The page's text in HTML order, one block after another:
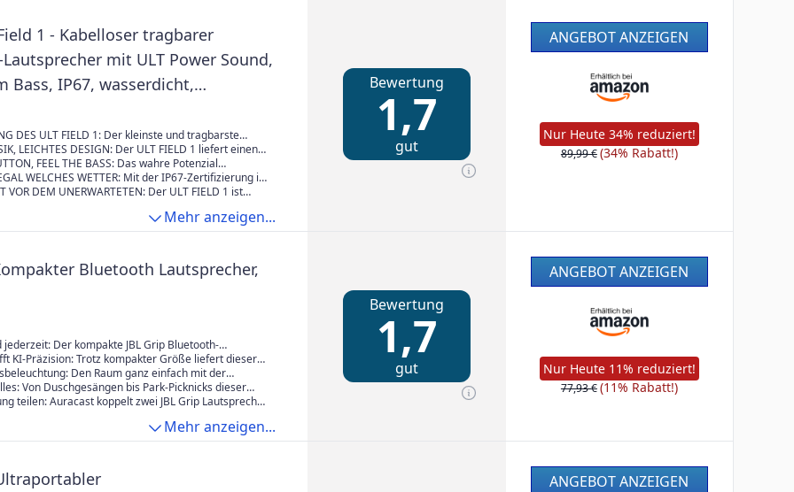
1 - Kabelloser tragbarer
mit ULT Power Sound,
Bass, IP67, wasserdicht,
stoßfest, 12h Akku, klare
Outdoor- Schwarz
DES ULT FIELD 1: Der kleinste und tragbarste
ULT POWER SOUND-Reihe
LEICHTES DESIGN: Der ULT FIELD 1 liefert einen
mit beeindruckenden Bässen und
Details, selbst bei maximaler Lautstärke. Und
unglaublich kleinen und äußerst kompakten
FEEL THE BASS: Das wahre Potenzial
die ULT-Taste gedrückt wird. Der Bass wird noch
während der Schalldruck erhöht wird, um den
WELCHES WETTER: Mit der IP67-Zertifizierung ist
Lautsprecher wasser- und staubdicht und für so
VOR DEM UNERWARTETEN: Der ULT FIELD 1 ist
Kratzern, die bei der täglichen Nutzung auftreten
Mehr anzeigen...
Bewertung
1,7
gut
ANGEBOT ANZEIGEN
Nur Heute 34% reduziert!
89,99 €(34% Rabatt!)
Bluetooth Lautsprecher,
jederzeit: Der kompakte JBL Grip Bluetooth-
kräftigen JBL Pro Sound, wasserdichtes Design,
und bis zu 14 Stunden Wiedergabezeit
KI-Präzision: Trotz kompakter Größe liefert dieser
eindrucksvollen Bass und klare Höhen,
AI Sound Boost, der Audio in Echtzeit optimiert
Den Raum ganz einfach mit der
des Lautsprechers
mehrere Farboptionen, Intensitätsstufen und
Von Duschgesängen bis Park-Picknicks dieser
ist IP68-wasserdicht sowie sturzsicher und
teilen: Auracast koppelt zwei JBL Grip Lautsprecher
um die Playlist überall zu teilenMehr anzeigen...
Bewertung
1,7
gut
ANGEBOT ANZEIGEN
Nur Heute 11% reduziert!
77,93 €(11% Rabatt!)
ANGEBOT ANZEIGEN